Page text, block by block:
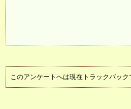
このアンケートへは現在トラックバック